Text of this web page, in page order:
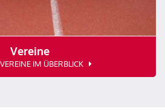
Vereine
IM ÜBERBLICK